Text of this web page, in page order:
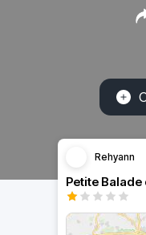
Rehyann